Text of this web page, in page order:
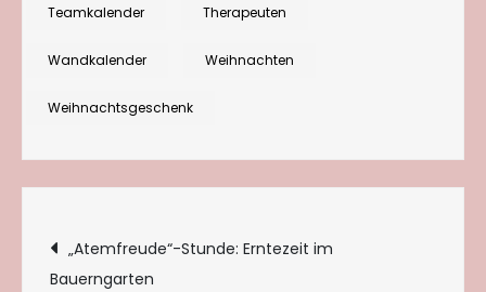
Teamkalender Therapeuten
Wandkalender Weihnachten
Weihnachtsgeschenk
Beitragsnavigation
„Atemfreude“-Stunde: Erntezeit im
Bauerngarten